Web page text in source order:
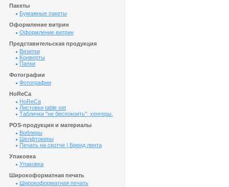
Пакеты
Бумажные пакеты
Оформление витрин
Оформление витрин
Представительская продукция
Визитки
Kонверты
Папки
Фотографии
Фотографии
HoReCa
HoReCa
Листовки table set
Таблички "не беспокоить"; хенгеры.
POS-продукция и материалы
Воблеры
Шелфтокеры
Печать на скотче | Бренд лента
Упаковка
Упаковка
Широкоформатная печать
Широкоформатная печать